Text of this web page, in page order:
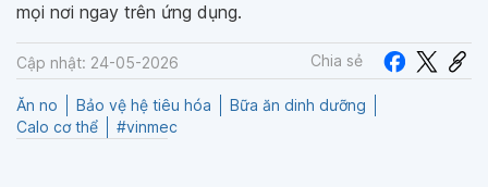
mọi nơi ngay trên ứng dụng.
Cập nhật: 24-05-2026 Chia sẻ
Ăn no Bảo vệ hệ tiêu hóa
Bữa ăn dinh dưỡng
Calo cơ thể
#vinmec